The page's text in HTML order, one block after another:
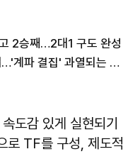
2승째…2대1 구도 완성
'1승 1패' 주고받은 김민석·정청래…'계파 결집' 과열되는 與 전당대회
도감 있게 실현되기
로 TF를 구성, 제도적